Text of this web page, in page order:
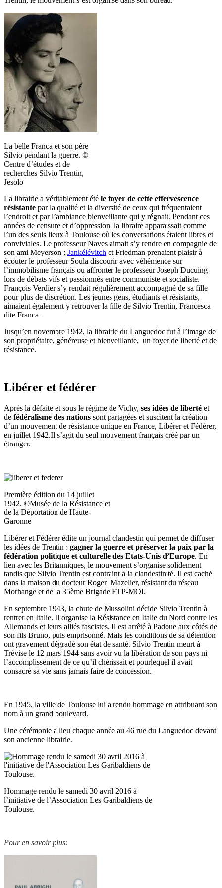
La belle Franca et son père
Silvio pendant la guerre. ©
Centre d’études et de
recherches Silvio Trentin,
Jesolo
La librairie a véritablement été le foyer de cette effervescence
résistante par la qualité et la diversité de ceux qui fréquentaient
l’endroit et par l’ambiance bienveillante qui y régnait. Pendant ces
années de censure et d’oppression, la libraire apparaissait comme
l’un des seuls lieux à Toulouse où les conversations étaient libres et
conviviales. Le professeur Naves aimait s’y rendre en compagnie de
son ami Meyerson ; Jankélévitch et Friedman prenaient plaisir à
écouter le professeur Soula discourir avec véhémence sur
l’immobilisme français ou affronter le professeur Joseph Ducuing
lors de débats vifs et passionnés entre communiste et socialiste.
François Verdier s’y rendait régulièrement accompagné de sa fille
pour plus de discrétion. Les jeunes gens, étudiants et résistants,
aimaient également y retrouver la fille de Silvio Trentin, Francesca
dite Franca.
Jusqu’en novembre 1942, la librairie du Languedoc fut à l’image de
son propriétaire, généreuse et bienveillante, un foyer de liberté et de
résistance.
Libérer et fédérer
Après la défaite et sous le régime de Vichy, ses idées de liberté et
de fédéralisme des nations sont partagées et suscitent la création
d’un mouvement de résistance unique en France, Libérer et Fédérer,
en juillet 1942.Il s’agit du seul mouvement français créé par un
étranger.
Première édition du 14 juillet
1942. ©Musée de la Résistance et
de la Déportation de Haute-
Garonne
Libérer et Fédérer édite un journal clandestin qui permet de diffuser
les idées de Trentin : gagner la guerre et préserver la paix par la
fédération politique et culturelle des Etats-Unis d’Europe. En
lien avec les Britanniques, le mouvement s’organise solidement
tandis que Silvio Trentin est contraint à la clandestinité. Il est caché
dans la maison du docteur Roger Mazelier, résistant du réseau
Morhange et de la 35ème Brigade FTP-MOI.
En septembre 1943, la chute de Mussolini décide Silvio Trentin à
rentrer en Italie. Il organise la Résistance en Italie du Nord contre les
Allemands et leurs alliés fascistes. Il est arrêté à Padoue aux côtés de
son fils Bruno, puis emprisonné. Mais les conditions de sa détention
ont gravement dégradé son état de santé. Silvio Trentin meurt à
Trévise le 12 mars 1944 sans avoir vu la libération de son pays ni
l’accomplissement de ce qu’il chérissait et pourlequel il avait
consacré sa vie sans jamais faire de concession.
En 1945, la ville de Toulouse lui a rendu hommage en attribuant son
nom à un grand boulevard.
Une cérémonie a lieu chaque année au 46 rue du Languedoc devant
son ancienne librairie.
Hommage rendu le samedi 30 avril 2016 à
l’initiative de l’Association Les Garibaldiens de
Toulouse.
Pour en savoir plus: